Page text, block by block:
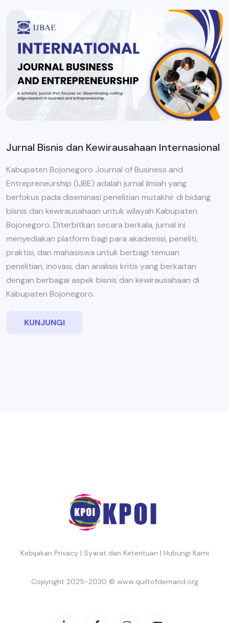
Jurnal Bisnis dan Kewirausahaan Internasional
Kabupaten Bojonegoro Journal of Business and
Entrepreneurship (IJBE) adalah jurnal ilmiah yang
berfokus pada diseminasi penelitian mutakhir di bidang
bisnis dan kewirausahaan untuk wilayah Kabupaten
Bojonegoro. Diterbitkan secara berkala, jurnal ini
menyediakan platform bagi para akademisi, peneliti,
praktisi, dan mahasiswa untuk berbagi temuan
penelitian, inovasi, dan analisis kritis yang berkaitan
dengan berbagai aspek bisnis dan kewirausahaan di
Kabupaten Bojonegoro.
KUNJUNGI
Kebijakan Privacy| Syarat dan Ketentuan | Hubungi Kami
Copyright 2025-2030 © www.quiltofdemand.org